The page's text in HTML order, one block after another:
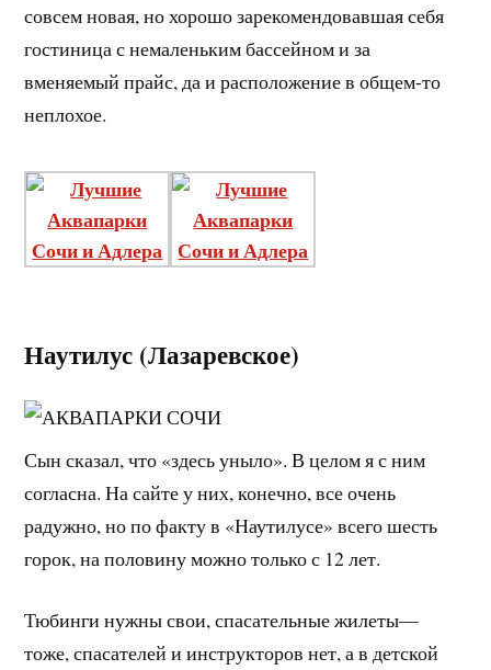
совсем новая, но хорошо зарекомендовавшая себя
гостиница с немаленьким бассейном и за
вменяемый прайс, да и расположение в общем-то
неплохое.
Наутилус (Лазаревское)
Сын сказал, что «здесь уныло». В целом я с ним
согласна. На сайте у них, конечно, все очень
радужно, но по факту в «Наутилусе» всего шесть
горок, на половину можно только с 12 лет.
Тюбинги нужны свои, спасательные жилеты—
тоже, спасателей и инструкторов нет, а в детской